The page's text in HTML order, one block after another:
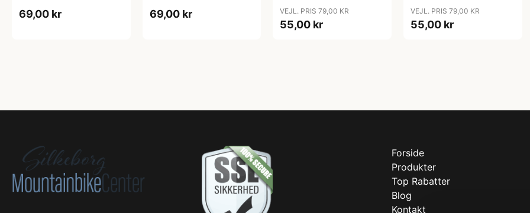
69,00 kr 69,00 kr VEJL. PRIS 79,00 KR
55,00 kr
VEJL. PRIS 79,00 KR
55,00 kr
Forside
Produkter
Top Rabatter
Blog
Kontakt